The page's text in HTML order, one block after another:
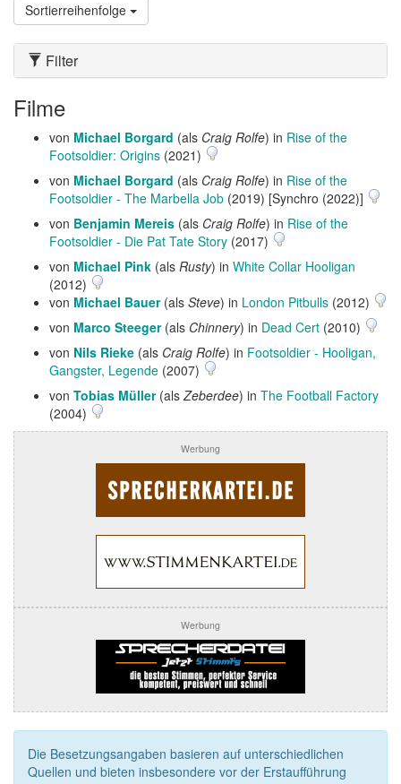
Sortierreihenfolge
Filter
Filme
von Michael Borgard (als Craig Rolfe) in Rise of the
Footsoldier: Origins (2021)
von Michael Borgard (als Craig Rolfe) in Rise of the
Footsoldier - The Marbella Job (2019) [Synchro (2022)]
von Benjamin Mereis (als Craig Rolfe) in Rise of the
Footsoldier - Die Pat Tate Story (2017)
von Michael Pink (als Rusty) in White Collar Hooligan
(2012)
von Michael Bauer(als Steve) in London Pitbulls (2012)
von Marco Steeger(als Chinnery) in Dead Cert (2010)
von Nils Rieke (als Craig Rolfe) in Footsoldier - Hooligan,
Gangster, Legende (2007)
von Tobias Müller(alsZeberdee) in The Football Factory
(2004)
Werbung
Werbung
Die Besetzungsangaben basieren auf unterschiedlichen
Quellen und bieten insbesondere vor der Erstaufführung